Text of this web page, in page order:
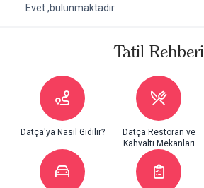
Evet ,bulunmaktadır.
Tatil Rehberi
Datça'ya Nasıl Gidilir?
Datça Restoran ve
Kahvaltı Mekanları